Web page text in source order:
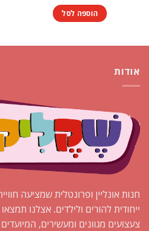
הוספה לסל
אודות
חנות אונליין ופרונטלית שמציעה
ייחודית להורים ולילדים. אצלנו
צעצועים מגוונים ומעשירים,